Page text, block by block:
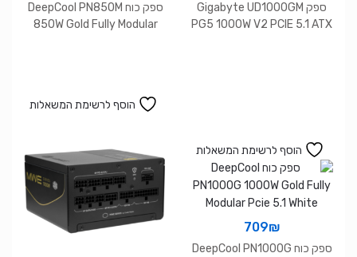
ספק Gigabyte UD1000GM
PG5 1000W V2 PCIE 5.1 ATX
ספק כוח DeepCool PN850M
850W Gold Fully Modular
הוסף לרשימת המשאלות
709₪
ספק כוח DeepCool PN1000G
הוסף לרשימת המשאלות